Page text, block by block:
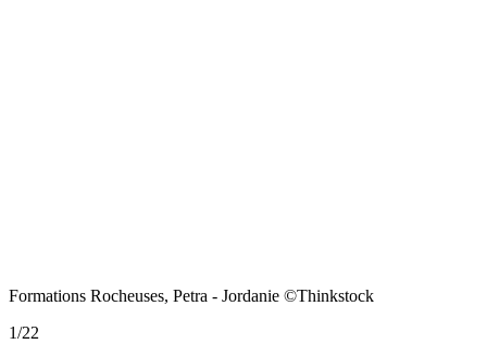
Formations Rocheuses, Petra - Jordanie ©Thinkstock
1/22